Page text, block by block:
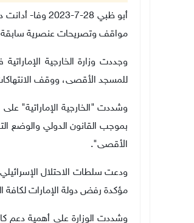
أبو ظبي 28-7-
مواقف وتصريحات عنصرية
وجددت وزارة الخارجية
للمسجد الأقصى، ووقف
وشددت "الخارجية الإماراتية"
بموجب القانون الدولي والوضع
الأقصى".
ودعت سلطات الاحتلال
مؤكدة رفض دولة الإمارات لكافة
وشددت الوزارة على أهمية دعم